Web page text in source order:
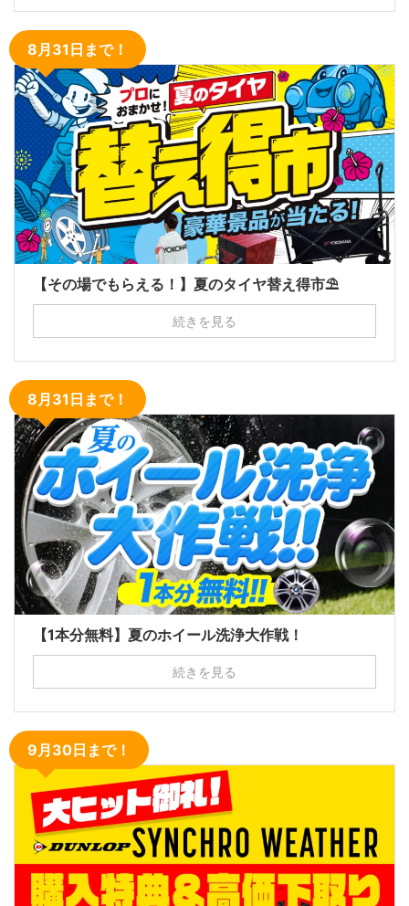
8月31日まで！
【その場でもらえる！】夏のタイヤ替え得市⛱
続きを見る
8月31日まで！
【1本分無料】夏のホイール洗浄大作戦！
続きを見る
9月30日まで！